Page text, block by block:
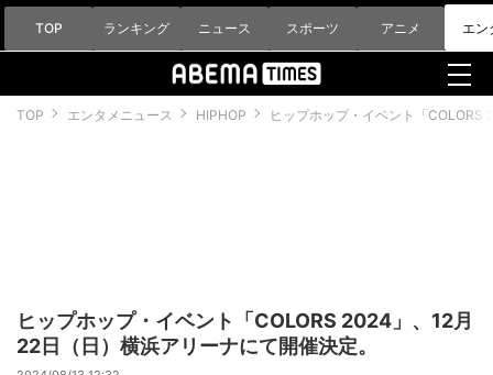
TOP ランキング ニュース スポーツ アニメ エン
TOP エンタメニュース HIPHOP ヒップホップ・イベント「
ヒップホップ・イベント「COLORS 2024」、12月
22日（日）横浜アリーナにて開催決定。